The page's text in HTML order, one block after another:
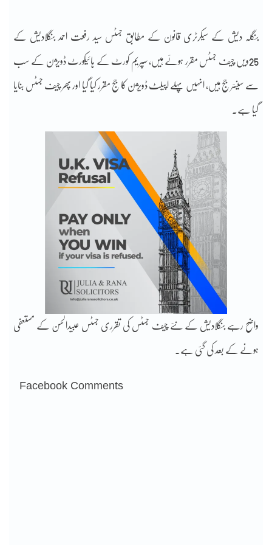
بنگلہ دیش کے سیکرٹری قانون کے مطابق جسٹس سید رفعت احمد بنگلادیش کے
25ویں چیف جسٹس مقرر ہوئے ہیں، سپریم کورٹ کے ہائیکورٹ ڈویژن کے سب
سے سینئر جج ہیں، انہیں پہلے اپیلٹ ڈویژن کا جج مقرر کیا گیا اور پھر چیف جسٹس بنایا
گیا ہے۔
واضح رہے بنگلادیش کے نئے چیف جسٹس کی تقرری جسٹس عبیدالحسن کے مستعفی
ہونے کے بعد کی گئی ہے۔
Facebook Comments